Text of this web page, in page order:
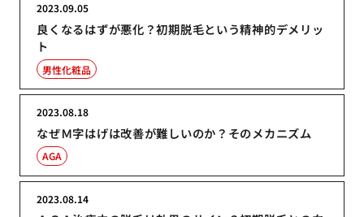
良くなるはずが悪化？初期脱毛という精神的デメリッ
ト
2023.09.05
男性化粧品
なぜＭ字はげは改善が難しいのか？そのメカニズム
2023.08.18
AGA
2023.08.14